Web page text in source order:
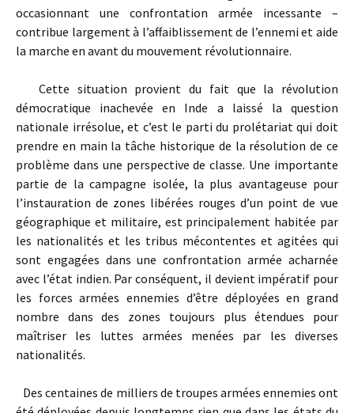
occasionnant une confrontation armée incessante –
contribue largement à l’affaiblissement de l’ennemi et aide
la marche en avant du mouvement révolutionnaire.
Cette situation provient du fait que la révolution
démocratique inachevée en Inde a laissé la question
nationale irrésolue, et c’est le parti du prolétariat qui doit
prendre en main la tâche historique de la résolution de ce
problème dans une perspective de classe. Une importante
partie de la campagne isolée, la plus avantageuse pour
l’instauration de zones libérées rouges d’un point de vue
géographique et militaire, est principalement habitée par
les nationalités et les tribus mécontentes et agitées qui
sont engagées dans une confrontation armée acharnée
avec l’état indien. Par conséquent, il devient impératif pour
les forces armées ennemies d’être déployées en grand
nombre dans des zones toujours plus étendues pour
maîtriser les luttes armées menées par les diverses
nationalités.
Des centaines de milliers de troupes armées ennemies ont